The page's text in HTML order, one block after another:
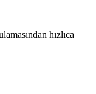
hızlıca